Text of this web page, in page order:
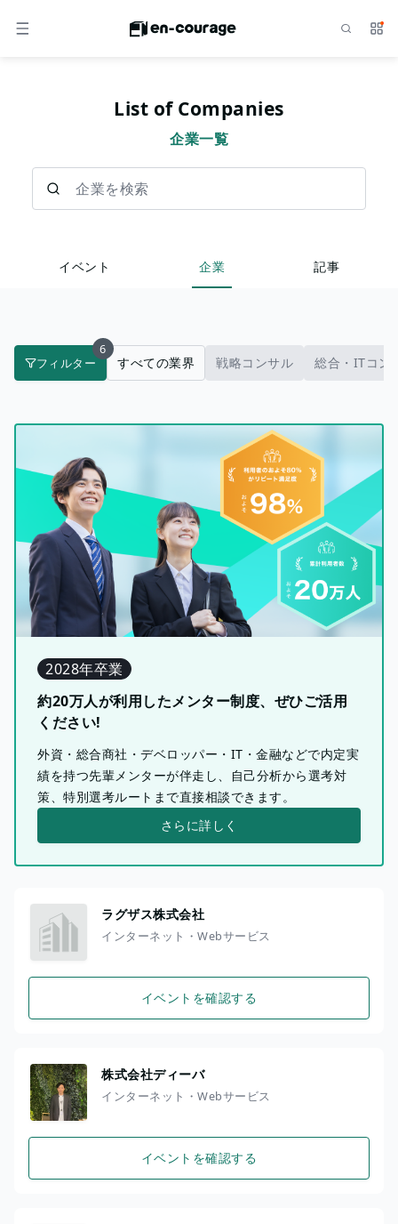
メニュー サ
List of Companies
企業一覧
イベント 企業 記事
フィルター
6
すべての業界 戦略コンサル 総合・ITコン
2028年卒業
約20万人が利用したメンター制度、ぜひご活用
ください!
外資・総合商社・デベロッパー・IT・金融などで内定実
績を持つ先輩メンターが伴走し、自己分析から選考対
策、特別選考ルートまで直接相談できます。
さらに詳しく
ラグザス株式会社
インターネット・Webサービス
イベントを確認する
株式会社ディーバ
インターネット・Webサービス
イベントを確認する